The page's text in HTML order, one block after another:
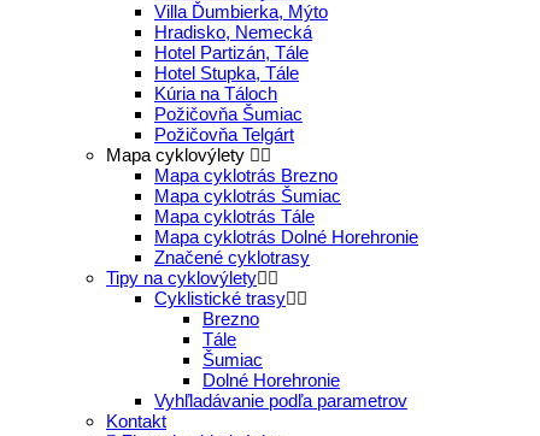
Villa Ďumbierka, Mýto
Hradisko, Nemecká
Hotel Partizán, Tále
Hotel Stupka, Tále
Kúria na Táloch
Požičovňa Šumiac
Požičovňa Telgárt
Mapa cyklovýlety
Mapa cyklotrás Brezno
Mapa cyklotrás Šumiac
Mapa cyklotrás Tále
Mapa cyklotrás Dolné Horehronie
Značené cyklotrasy
Tipy na cyklovýlety
Cyklistické trasy
Brezno
Tále
Šumiac
Dolné Horehronie
Vyhľladávanie podľa parametrov
Kontakt